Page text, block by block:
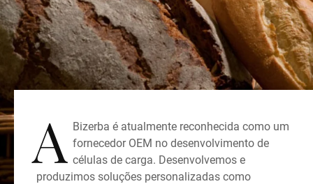
A Bizerba é atualmente reconhecida como um
fornecedor OEM no desenvolvimento de
células de carga. Desenvolvemos e
produzimos soluções personalizadas como